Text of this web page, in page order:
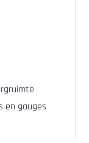
en gauges